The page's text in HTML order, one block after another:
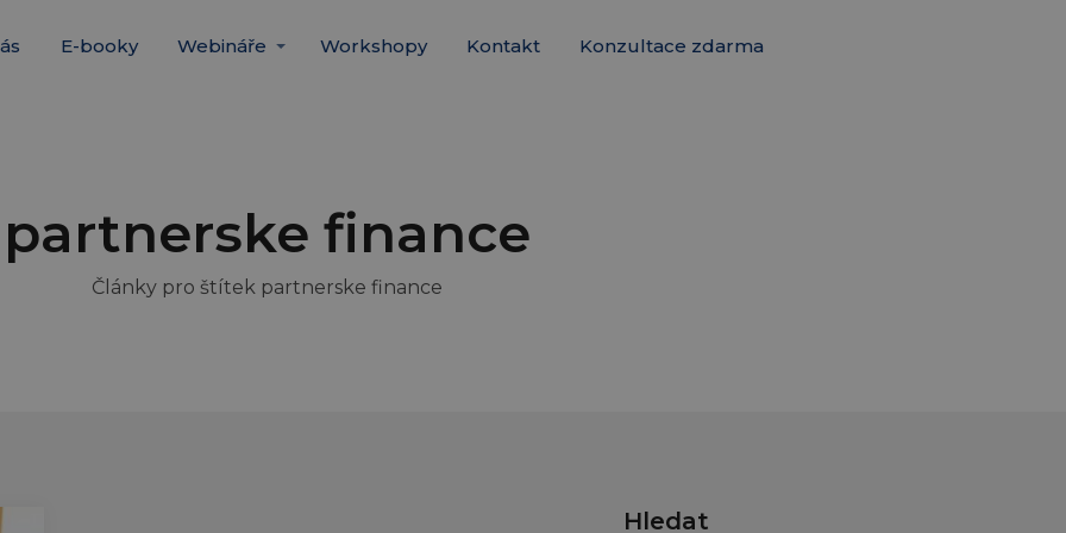
E-booky Webináře Workshopy Kontakt Konzultace zdarma
partnerske finance
Články pro štítek partnerske finance
Hledat